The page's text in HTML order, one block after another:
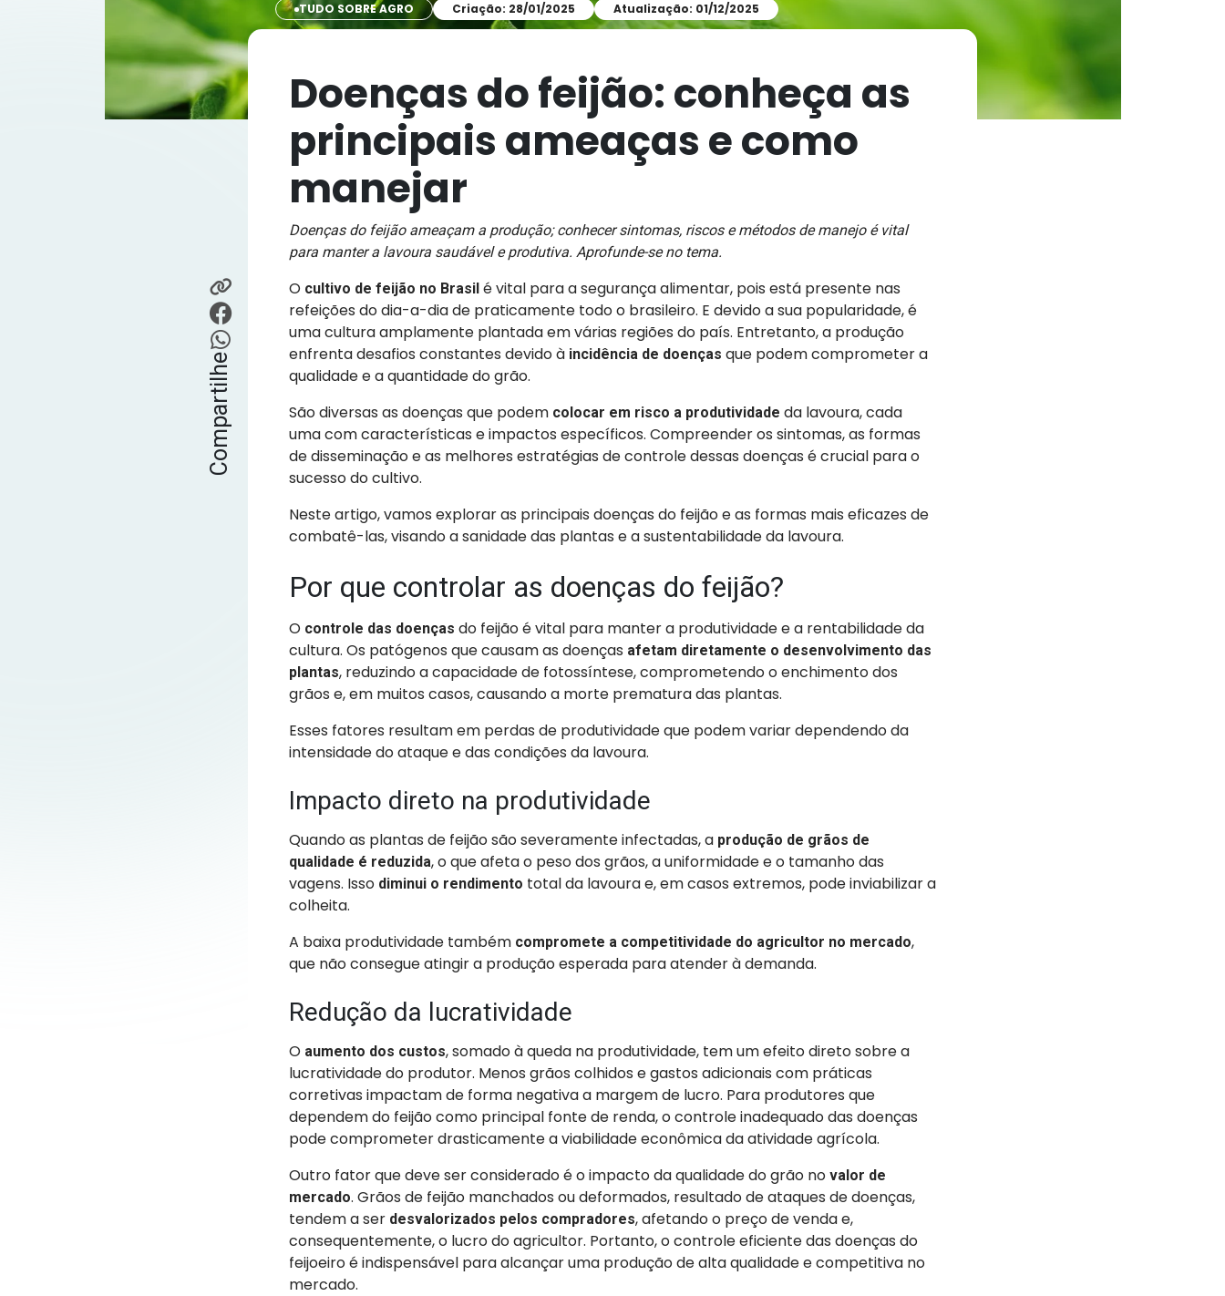
TUDO SOBRE AGRO Criação: 28/01/2025 Atualização: 01/12/2025
Compartilhe
Doenças do feijão: conheça as
principais ameaças e como
manejar
Doenças do feijão ameaçam a produção; conhecer sintomas, riscos e métodos de manejo é vital
para manter a lavoura saudável e produtiva. Aprofunde-se no tema.
Ocultivo de feijão no Brasilé vital para a segurança alimentar, pois está presente nas
refeições do dia-a-dia de praticamente todo o brasileiro. E devido a sua popularidade, é
uma cultura amplamente plantada em várias regiões do país. Entretanto, a produção
enfrenta desafios constantes devido àincidência de doenças que podem comprometer a
qualidade e a quantidade do grão.
São diversas as doenças que podem colocar em risco a produtividade da lavoura, cada
uma com características e impactos específicos. Compreender os sintomas, as formas
de disseminação e as melhores estratégias de controle dessas doenças é crucial para o
sucesso do cultivo.
Neste artigo, vamos explorar as principais doenças do feijão e as formas mais eficazes de
combatê-las, visando a sanidade das plantas e a sustentabilidade da lavoura.
Por que controlar as doenças do feijão?
O controle das doenças do feijão é vital para manter a produtividade e a rentabilidade da
cultura. Os patógenos que causam as doenças afetam diretamente o desenvolvimento das
plantas, reduzindo a capacidade de fotossíntese, comprometendo o enchimento dos
grãos e, em muitos casos, causando a morte prematura das plantas.
Esses fatores resultam em perdas de produtividade que podem variar dependendo da
intensidade do ataque e das condições da lavoura.
Impacto direto na produtividade
Quando as plantas de feijão são severamente infectadas, a produção de grãos de
qualidade é reduzida, o que afeta o peso dos grãos, a uniformidade e o tamanho das
vagens. Isso diminui o rendimento total da lavoura e, em casos extremos, pode inviabilizar a
colheita.
A baixa produtividade também compromete a competitividade do agricultor no mercado,
que não consegue atingir a produção esperada para atender à demanda.
Redução da lucratividade
O aumento dos custos, somado à queda na produtividade, tem um efeito direto sobre a
lucratividade do produtor. Menos grãos colhidos e gastos adicionais com práticas
corretivas impactam de forma negativa a margem de lucro. Para produtores que
dependem do feijão como principal fonte de renda, o controle inadequado das doenças
pode comprometer drasticamente a viabilidade econômica da atividade agrícola.
Outro fator que deve ser considerado é o impacto da qualidade do grão no valor de
mercado. Grãos de feijão manchados ou deformados, resultado de ataques de doenças,
tendem a ser desvalorizados pelos compradores, afetando o preço de venda e,
consequentemente, o lucro do agricultor. Portanto, o controle eficiente das doenças do
feijoeiro é indispensável para alcançar uma produção de alta qualidade e competitiva no
mercado.